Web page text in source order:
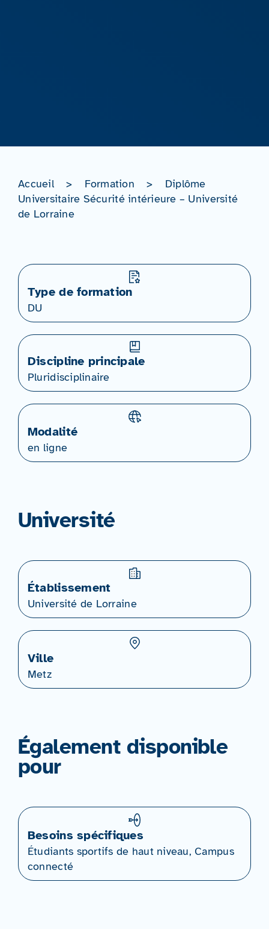
Accueil > Formation >
Diplôme
Universitaire Sécurité intérieure – Université
de Lorraine
Type de formation
DU
Discipline principale
Pluridisciplinaire
Modalité
en ligne
Université
Établissement
Université de Lorraine
Ville
Metz
Également disponible
pour
Besoins spécifiques
Étudiants sportifs de haut niveau, Campus
connecté